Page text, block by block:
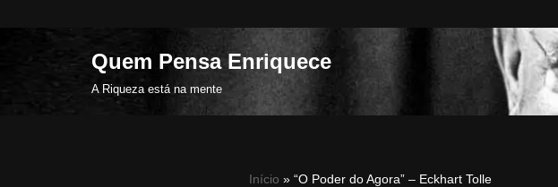
Quem Pensa Enriquece
A Riqueza está na mente
Início » “O Poder do Agora” – Eckhart Tolle